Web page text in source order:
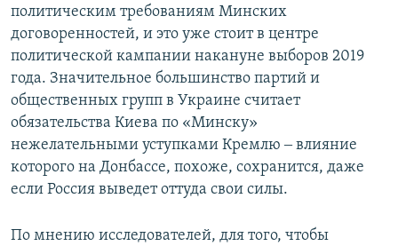
политическим требованиям Минских
договоренностей, и это уже стоит в центре
политической кампании накануне выборов 2019
года. Значительное большинство партий и
общественных групп в Украине считает
обязательства Киева по «Минску»
нежелательными уступками Кремлю ‒ влияние
которого на Донбассе, похоже, сохранится, даже
если Россия выведет оттуда свои силы.
По мнению исследователей, для того, чтобы